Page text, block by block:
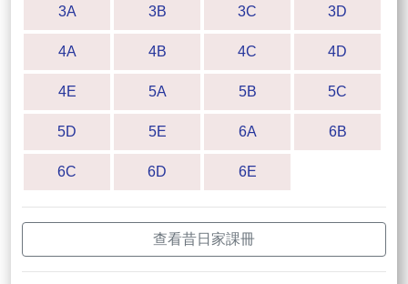
3A 3B 3C 3D
4A 4B 4C 4D
4E 5A 5B 5C
5D 5E 6A 6B
6C 6D 6E
查看昔日家課冊